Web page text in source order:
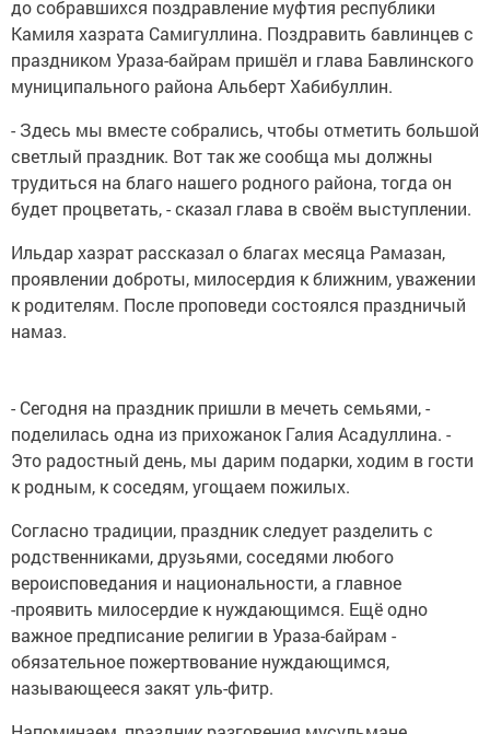
до собравшихся поздравление муфтия республики
Камиля хазрата Самигуллина. Поздравить бавлинцев с
праздником Ураза-байрам пришёл и глава Бавлинского
муниципального района Альберт Хабибуллин.
- Здесь мы вместе собрались, чтобы отметить большой
светлый праздник. Вот так же сообща мы должны
трудиться на благо нашего родного района, тогда он
будет процветать, - сказал глава в своём выступлении.
Ильдар хазрат рассказал о благах месяца Рамазан,
проявлении доброты, милосердия к ближним, уважении
к родителям. После проповеди состоялся праздничый
намаз.
- Сегодня на праздник пришли в мечеть семьями, -
поделилась одна из прихожанок Галия Асадуллина. -
Это радостный день, мы дарим подарки, ходим в гости
к родным, к соседям, угощаем пожилых.
Согласно традиции, праздник следует разделить с
родственниками, друзьями, соседями любого
вероисповедания и национальности, а главное
-проявить милосердие к нуждающимся. Ещё одно
важное предписание религии в Ураза-байрам -
обязательное пожертвование нуждающимся,
называющееся закят уль-фитр.